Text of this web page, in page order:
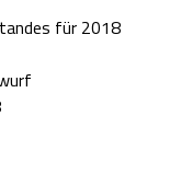
für 2018